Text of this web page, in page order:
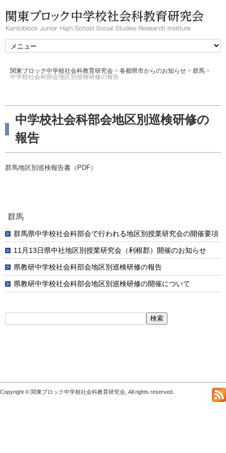
関東ブロック中学校社会科教育研究会 > 各都県市からのお知らせ > 群馬 >
中学校社会科部会地区別巡検研修の報告
中学校社会科部会地区別巡検研修の
報告
群馬地区別巡検報告書（PDF）
群馬
群馬県中学校社会科部会で行われる地区別授業研究会の開催要項
11月13日県中社地区別授業研究会（利根郡）開催のお知らせ
県教研中学校社会科部会地区別巡検研修の報告
県教研中学校社会科部会地区別巡検研修の開催について
索:
Copyright © 関東ブロック中学校社会科教育研究会, All rights reserved.